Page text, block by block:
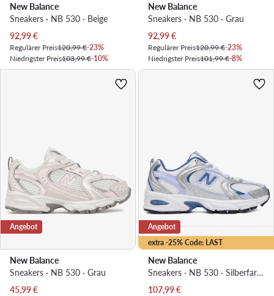
New Balance
Sneakers · NB 530 · Beige
Aktueller Preis
92,99€
Regulärer Preis120,99 €-23%
Niedrigster Preis103,99 €-10%
New Balance
Sneakers · NB 530 · Grau
Aktueller Preis
92,99€
Regulärer Preis120,99 €-23%
Niedrigster Preis101,99 €-8%
Angebot
New Balance
Sneakers · NB 530 · Grau
Aktueller Preis
45,99€
extra -25% Code: LAST
Angebot
New Balance
Sneakers · NB 530 · Silberfarben
Aktueller Preis
107,99€